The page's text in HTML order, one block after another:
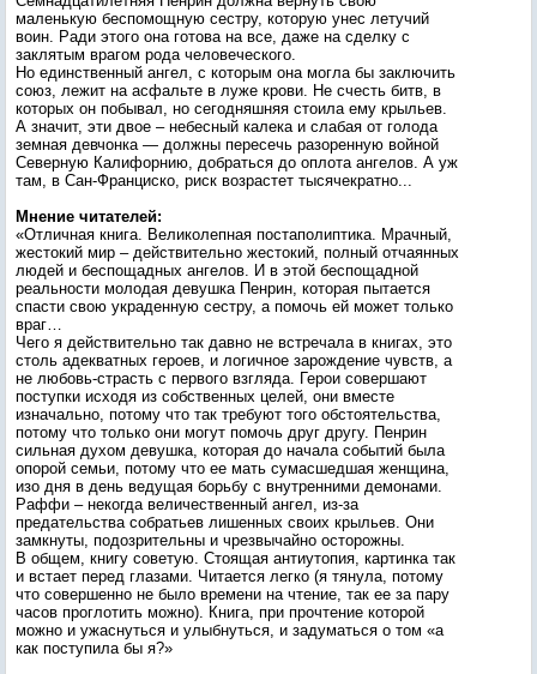
маленькую беспомощную сестру, которую унес летучий
воин. Ради этого она готова на все, даже на сделку с
заклятым врагом рода человеческого.
Но единственный ангел, с которым она могла бы заключить
союз, лежит на асфальте в луже крови. Не счесть битв, в
которых он побывал, но сегодняшняя стоила ему крыльев.
А значит, эти двое – небесный калека и слабая от голода
земная девчонка — должны пересечь разоренную войной
Северную Калифорнию, добраться до оплота ангелов. А уж
там, в Сан-Франциско, риск возрастет тысячекратно...
Мнение читателей:
«Отличная книга. Великолепная постаполиптика. Мрачный,
жестокий мир – действительно жестокий, полный отчаянных
людей и беспощадных ангелов. И в этой беспощадной
реальности молодая девушка Пенрин, которая пытается
спасти свою украденную сестру, а помочь ей может только
враг…
Чего я действительно так давно не встречала в книгах, это
столь адекватных героев, и логичное зарождение чувств, а
не любовь-страсть с первого взгляда. Герои совершают
поступки исходя из собственных целей, они вместе
изначально, потому что так требуют того обстоятельства,
потому что только они могут помочь друг другу. Пенрин
сильная духом девушка, которая до начала событий была
опорой семьи, потому что ее мать сумасшедшая женщина,
изо дня в день ведущая борьбу с внутренними демонами.
Раффи – некогда величественный ангел, из-за
предательства собратьев лишенных своих крыльев. Они
замкнуты, подозрительны и чрезвычайно осторожны.
В общем, книгу советую. Стоящая антиутопия, картинка так
и встает перед глазами. Читается легко (я тянула, потому
что совершенно не было времени на чтение, так ее за пару
часов проглотить можно). Книга, при прочтение которой
можно и ужаснуться и улыбнуться, и задуматься о том «а
как поступила бы я?»